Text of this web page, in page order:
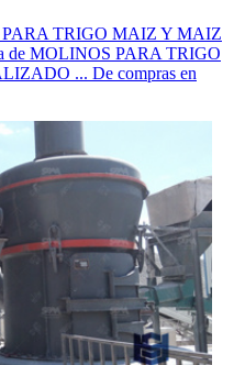
PARA TRIGO MAIZ Y MAIZ
MOLINOS PARA TRIGO
... De compras en